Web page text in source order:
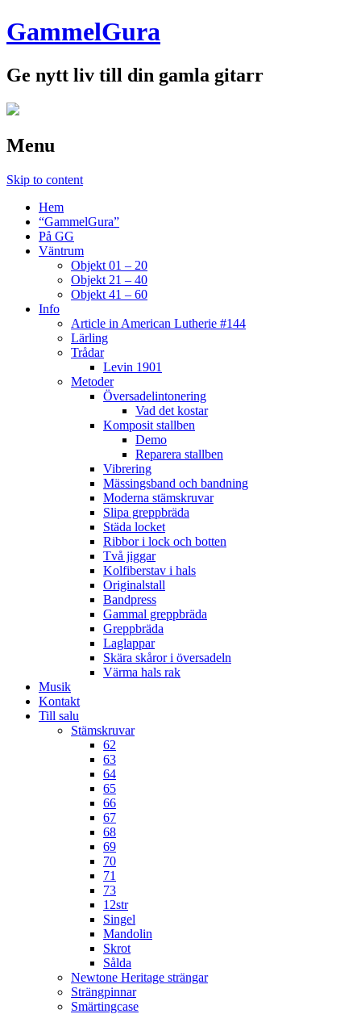
GammelGura
Ge nytt liv till din gamla gitarr
Menu
Skip to content
Hem
“GammelGura”
På GG
Väntrum
Objekt 01 – 20
Objekt 21 – 40
Objekt 41 – 60
Info
Article in American Lutherie #144
Lärling
Trådar
Levin 1901
Metoder
Översadelintonering
Vad det kostar
Komposit stallben
Demo
Reparera stallben
Vibrering
Mässingsband och bandning
Moderna stämskruvar
Slipa greppbräda
Städa locket
Ribbor i lock och botten
Två jiggar
Kolfiberstav i hals
Originalstall
Bandpress
Gammal greppbräda
Greppbräda
Laglappar
Skära skåror i översadeln
Värma hals rak
Musik
Kontakt
Till salu
Stämskruvar
62
63
64
65
66
67
68
69
70
71
73
12str
Singel
Mandolin
Skrot
Sålda
Newtone Heritage strängar
Strängpinnar
Smärtingcase